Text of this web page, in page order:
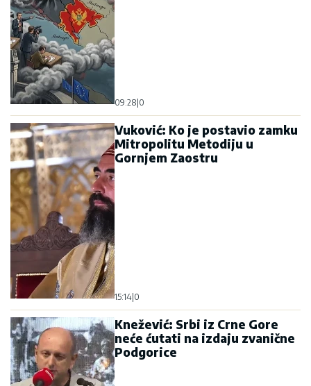
09:28|0
Vuković: Ko je postavio zamku
Mitropolitu Metodiju u
Gornjem Zaostru
15:14|0
Knežević: Srbi iz Crne Gore
neće ćutati na izdaju zvanične
Podgorice